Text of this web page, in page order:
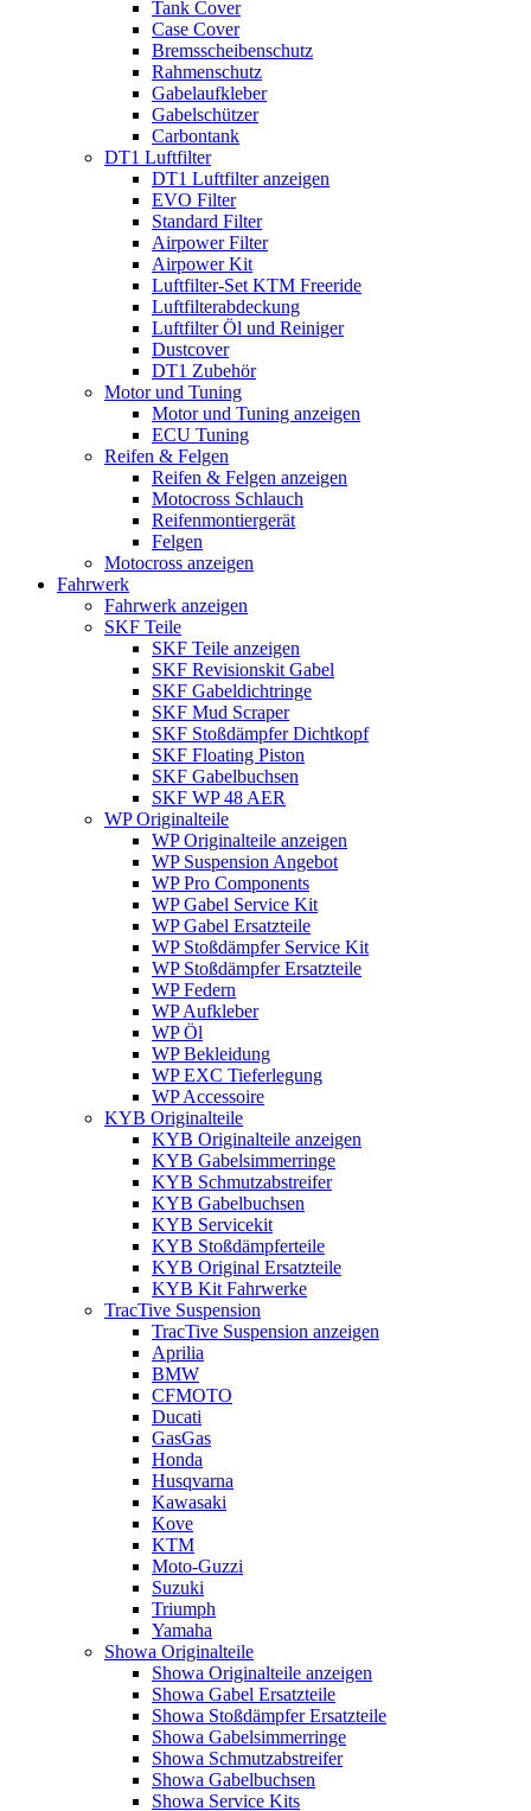
Tank Cover
Case Cover
Bremsscheibenschutz
Rahmenschutz
Gabelaufkleber
Gabelschützer
Carbontank
DT1 Luftfilter
DT1 Luftfilter anzeigen
EVO Filter
Standard Filter
Airpower Filter
Airpower Kit
Luftfilter-Set KTM Freeride
Luftfilterabdeckung
Luftfilter Öl und Reiniger
Dustcover
DT1 Zubehör
Motor und Tuning
Motor und Tuning anzeigen
ECU Tuning
Reifen & Felgen
Reifen & Felgen anzeigen
Motocross Schlauch
Reifenmontiergerät
Felgen
Motocross anzeigen
Fahrwerk
Fahrwerk anzeigen
SKF Teile
SKF Teile anzeigen
SKF Revisionskit Gabel
SKF Gabeldichtringe
SKF Mud Scraper
SKF Stoßdämpfer Dichtkopf
SKF Floating Piston
SKF Gabelbuchsen
SKF WP 48 AER
WP Originalteile
WP Originalteile anzeigen
WP Suspension Angebot
WP Pro Components
WP Gabel Service Kit
WP Gabel Ersatzteile
WP Stoßdämpfer Service Kit
WP Stoßdämpfer Ersatzteile
WP Federn
WP Aufkleber
WP Öl
WP Bekleidung
WP EXC Tieferlegung
WP Accessoire
KYB Originalteile
KYB Originalteile anzeigen
KYB Gabelsimmerringe
KYB Schmutzabstreifer
KYB Gabelbuchsen
KYB Servicekit
KYB Stoßdämpferteile
KYB Original Ersatzteile
KYB Kit Fahrwerke
TracTive Suspension
TracTive Suspension anzeigen
Aprilia
BMW
CFMOTO
Ducati
GasGas
Honda
Husqvarna
Kawasaki
Kove
KTM
Moto-Guzzi
Suzuki
Triumph
Yamaha
Showa Originalteile
Showa Originalteile anzeigen
Showa Gabel Ersatzteile
Showa Stoßdämpfer Ersatzteile
Showa Gabelsimmerringe
Showa Schmutzabstreifer
Showa Gabelbuchsen
Showa Service Kits